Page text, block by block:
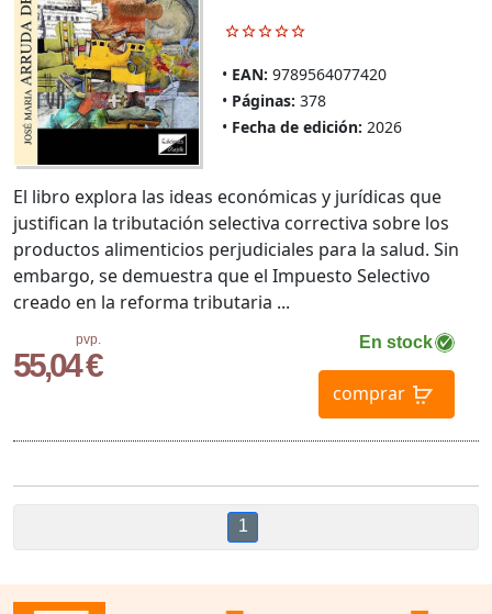
EAN: 9789564077420
Páginas: 378
Fecha de edición: 2026
pvp.
55,04 €
En stock
comprar
El libro explora las ideas económicas y jurídicas que
justifican la tributación selectiva correctiva sobre los
productos alimenticios perjudiciales para la salud. Sin
embargo, se demuestra que el Impuesto Selectivo
creado en la reforma tributaria ...
1